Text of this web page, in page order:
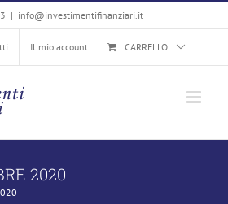
| info@investimentifinanziari.it
Il mio account CARRELLO
2020